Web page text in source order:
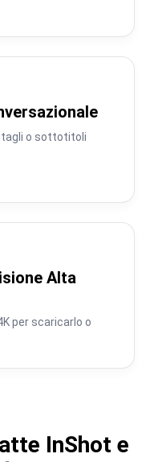
o sottotitoli
Alta
per scaricarlo o
InShot e